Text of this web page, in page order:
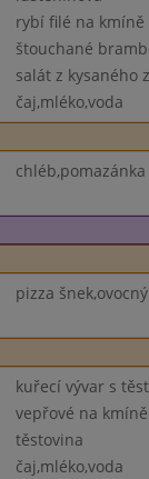
rybí filé na kmíně
štouchané
salát z kysaného
čaj,mléko,voda
pizza
kuřecí vývar s
vepřové na
těstovina
čaj,mléko,voda